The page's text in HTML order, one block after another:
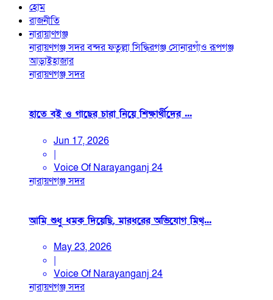
হোম
রাজনীতি
নারায়াণগঞ্জ
নারায়ণগঞ্জ সদরবন্দরফতুল্লাসিদ্ধিরগঞ্জসোনারগাঁওরূপগঞ্জ
আড়াইহাজার
নারায়ণগঞ্জ সদর
হাতে বই ও গাছের চারা নিয়ে শিক্ষার্থীদের ...
Jun 17, 2026
|
Voice Of Narayanganj 24
নারায়ণগঞ্জ সদর
আমি শুধু ধমক দিয়েছি, মারধরের অভিযোগ মিথ্...
May 23, 2026
|
Voice Of Narayanganj 24
নারায়ণগঞ্জ সদর